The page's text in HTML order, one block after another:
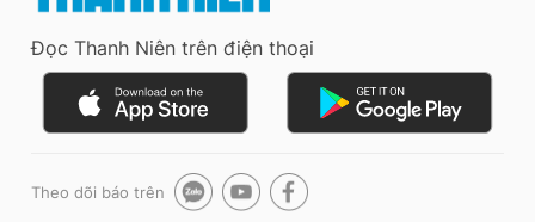
Đọc Thanh Niên trên điện thoại
Theo dõi báo trên